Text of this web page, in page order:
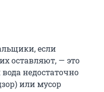
если
оставляют, — это
недостаточно
или мусор